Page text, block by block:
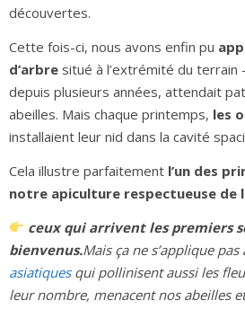
découvertes.
Cette fois-ci, nous avons enfin pu
d’arbre situé à l’extrémité du
depuis plusieurs années, attendait
abeilles. Mais chaque printemps, les
installaient leur nid dans la cavité
Cela illustre parfaitement l’un des
notre apiculture respectueuse de
ceux qui arrivent les premiers
bienvenus.Mais ça ne s’applique
asiatiquesqui pollinisent aussi les
leur nombre, menacent nos abeilles